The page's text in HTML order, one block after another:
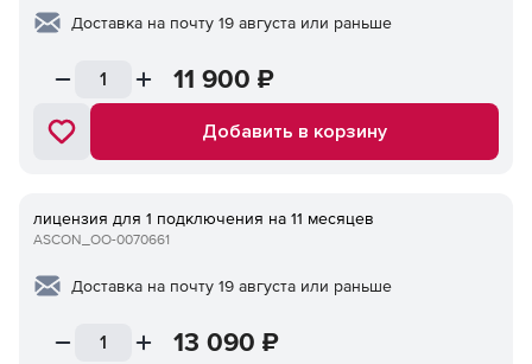
Доставка на почту 19 августа или раньше
11 900 ₽
Добавить в корзину
лицензия для 1 подключения на 11 месяцев
ASCON_ОО-0070661
Доставка на почту 19 августа или раньше
13 090 ₽